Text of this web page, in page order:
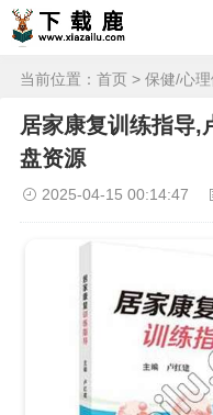
当前位置： 首页 > 保健/心
居家康复训练指导,
盘资源
2025-04-15 00:14:47